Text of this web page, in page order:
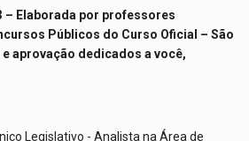
– Elaborada por professores
Públicos do Curso Oficial – São
aprovação dedicados a você,
Legislativo - Analista na Área de